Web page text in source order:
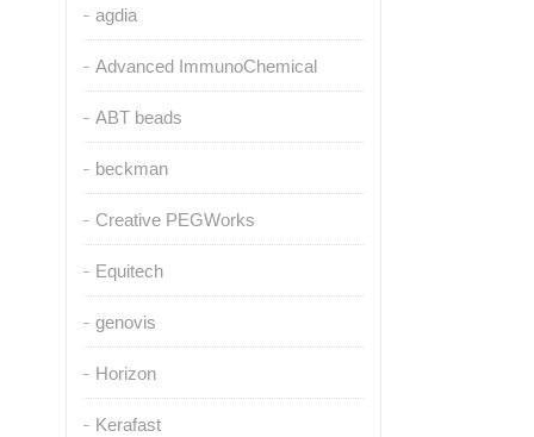
agdia
Advanced ImmunoChemical
ABT beads
beckman
Creative PEGWorks
Equitech
genovis
Horizon
Kerafast